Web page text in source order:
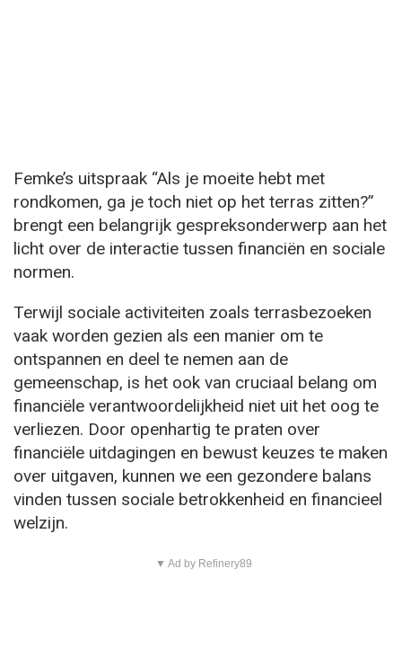
Femke’s uitspraak “Als je moeite hebt met
rondkomen, ga je toch niet op het terras zitten?”
brengt een belangrijk gespreksonderwerp aan het
licht over de interactie tussen financiën en sociale
normen.
Terwijl sociale activiteiten zoals terrasbezoeken
vaak worden gezien als een manier om te
ontspannen en deel te nemen aan de
gemeenschap, is het ook van cruciaal belang om
financiële verantwoordelijkheid niet uit het oog te
verliezen. Door openhartig te praten over
financiële uitdagingen en bewust keuzes te maken
over uitgaven, kunnen we een gezondere balans
vinden tussen sociale betrokkenheid en financieel
welzijn.
▼ Ad by Refinery89